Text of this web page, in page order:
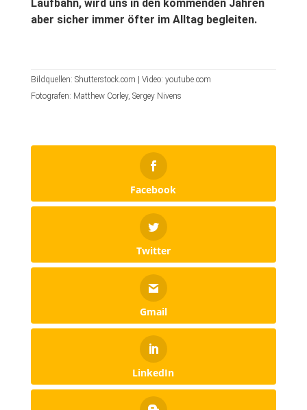
Laufbahn, wird uns in den kommenden Jahren
aber sicher immer öfter im Alltag begleiten.
Bildquellen: Shutterstock.com | Video: youtube.com
Fotografen: Matthew Corley, Sergey Nivens
Facebook
Twitter
Gmail
LinkedIn